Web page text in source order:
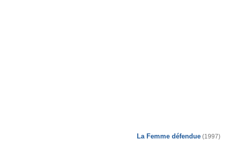
La Femme défendue (1997)